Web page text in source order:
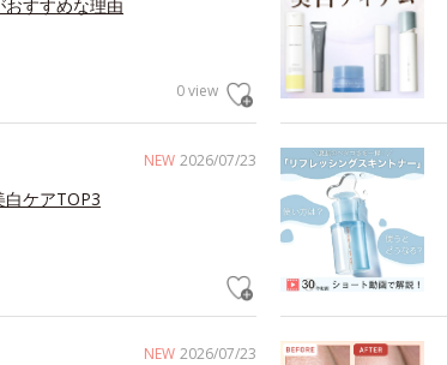
すすめな理由
0 view
NEW 2026/07/23
ケアTOP3
NEW 2026/07/23